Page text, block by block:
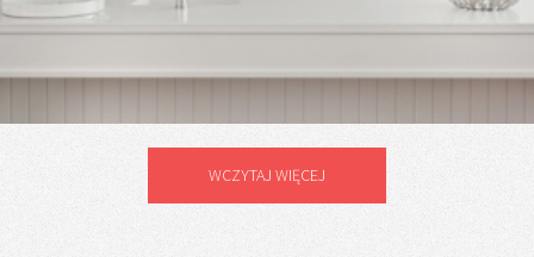
WCZYTAJ WIĘCEJ